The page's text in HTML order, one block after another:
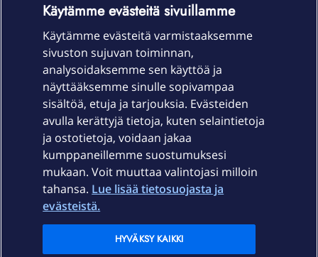
Laitteet & liittymät
Palvelut
Ajankohtaista
Elisa Oyj
Käytämme evästeitä sivuillamme
Käytämme evästeitä varmistaaksemme
sivuston sujuvan toiminnan,
analysoidaksemme sen käyttöä ja
näyttääksemme sinulle sopivampaa
sisältöä, etuja ja tarjouksia. Evästeiden
avulla kerättyjä tietoja, kuten selaintietoja
ja ostotietoja, voidaan jakaa
kumppaneillemme suostumuksesi
mukaan. Voit muuttaa valintojasi milloin
tahansa. Lue lisää tietosuojasta ja
evästeistä.
HYVÄKSY KAIKKI